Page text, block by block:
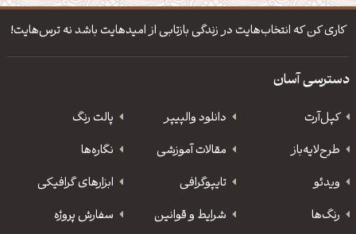
دانلود والپیپر مذهبی
تایپوگرافی شعر مولانا
کاری کن که انتخاب‌هایت در زندگی بازتابی از امیدهایت باشد نه ترس‌هایت!
دسترسی آسان
کپل‌آرت دانلود‌ والپیپر
پالت رنگ
طرح‌لایه‌باز
مقالات آموزشی
نگاره‌ها
ویدئو
‌تایپوگرافی
ابزارهای گرافیکی
رنگ‌ها
شرایط و قوانین
سفارش پروژه